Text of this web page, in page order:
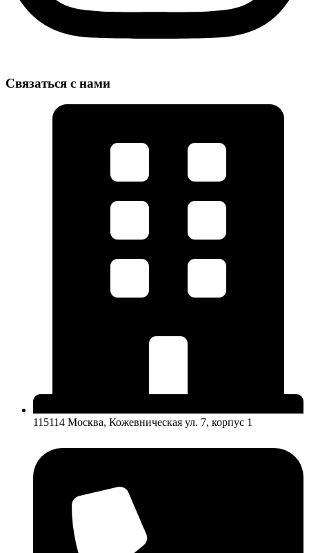
Связаться с нами
115114 Москва, Кожевническая ул. 7, корпус 1